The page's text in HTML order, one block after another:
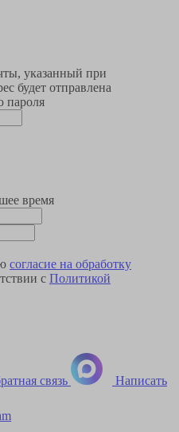
указанный при
будет отправлена
пароля
время
согласие на обработку
с Политикой
связь Написать